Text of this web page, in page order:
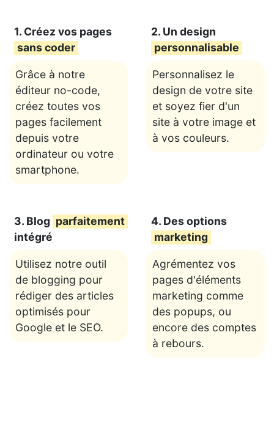
1. Créez vos pages
sans coder
Grâce à notre
éditeur no-code,
créez toutes vos
pages facilement
depuis votre
ordinateur ou votre
smartphone.
2. Un design
personnalisable
Personnalisez le
design de votre site
et soyez fier d'un
site à votre image et
à vos couleurs.
3. Blog parfaitement
intégré
Utilisez notre outil
de blogging pour
rédiger des articles
optimisés pour
Google et le SEO.
4. Des options
marketing
Agrémentez vos
pages d'éléments
marketing comme
des popups, ou
encore des comptes
à rebours.